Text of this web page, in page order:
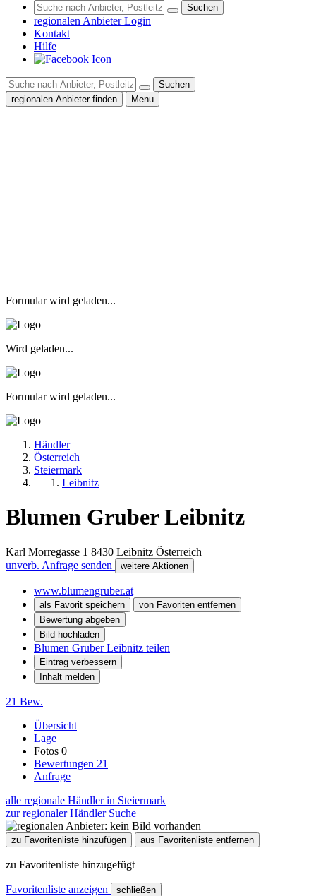
Suchen
regionalen Anbieter Login
Kontakt
Hilfe
Suchen
regionalen Anbieter finden
Menu
Formular wird geladen...
Wird geladen...
Formular wird geladen...
Händler
Österreich
Steiermark
Leibnitz
Blumen Gruber Leibnitz
Karl Morregasse 1 8430 Leibnitz Österreich
unverb. Anfrage senden
weitere Aktionen
www.blumengruber.at
als Favorit speichern
von Favoriten entfernen
Bewertung abgeben
Bild hochladen
Blumen Gruber Leibnitz teilen
Eintrag verbessern
Inhalt melden
21 Bew.
Übersicht
Lage
Fotos 0
Bewertungen 21
Anfrage
alle regionale Händler in Steiermark
zur regionaler Händler Suche
zu Favoritenliste hinzufügen aus Favoritenliste entfernen
zu Favoritenliste hinzugefügt
Favoritenliste anzeigen schließen